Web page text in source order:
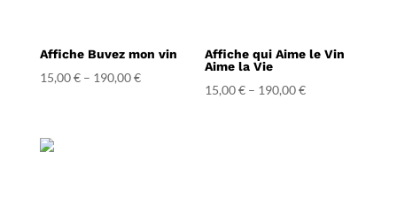
Affiche Buvez mon vin
15,00€– 190,00€
Affiche qui Aime le Vin
Aime la Vie
15,00€ – 190,00€